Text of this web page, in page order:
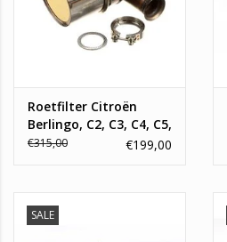
0541-700-233
06-13626597 (whatsapp)
Roetfilter Citroën
Berlingo, C2, C3, C4, C5,
Peugeot 207, 307,
€315,00 €199,00
SALE